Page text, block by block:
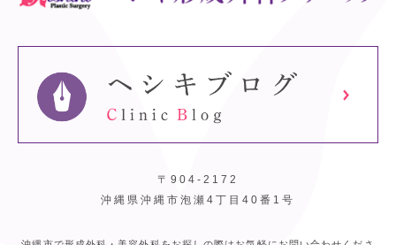
〒904-2172
沖縄県沖縄市泡瀬4丁目40番1号